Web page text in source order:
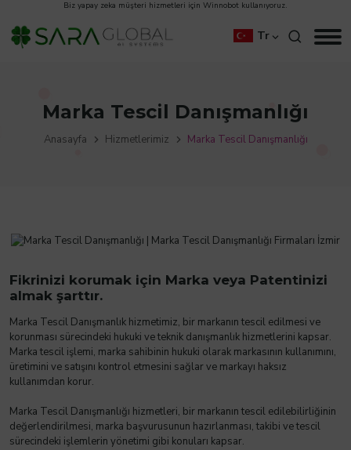
Biz yapay zeka müşteri hizmetleri için Winnobot kullanıyoruz.
Tr
Marka Tescil Danışmanlığı
Anasayfa Hizmetlerimiz Marka Tescil Danışmanlığı
Fikrinizi korumak için Marka veya Patentinizi
almak şarttır.
Marka Tescil Danışmanlık hizmetimiz, bir markanın tescil edilmesi ve
korunması sürecindeki hukuki ve teknik danışmanlık hizmetlerini kapsar.
Marka tescil işlemi, marka sahibinin hukuki olarak markasının kullanımını,
üretimini ve satışını kontrol etmesini sağlar ve markayı haksız
kullanımdan korur.
Marka Tescil Danışmanlığı hizmetleri, bir markanın tescil edilebilirliğinin
değerlendirilmesi, marka başvurusunun hazırlanması, takibi ve tescil
sürecindeki işlemlerin yönetimi gibi konuları kapsar.